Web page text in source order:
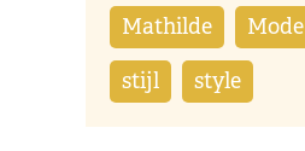
Mathilde Mode
stijl style